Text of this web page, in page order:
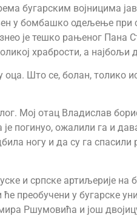
бугарским војницима
у бомбашко одељење при
је тешко рањеног Пана
храбрости, а најбољи
Што се, болан, толико
Мој отац Владислав
погинуо, ожалили га и
ногу и да су га
и српске артиљерије на
ће преобучени у бугарске
Ршумовића и још